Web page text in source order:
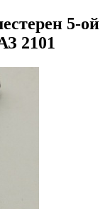
5-ой
2101